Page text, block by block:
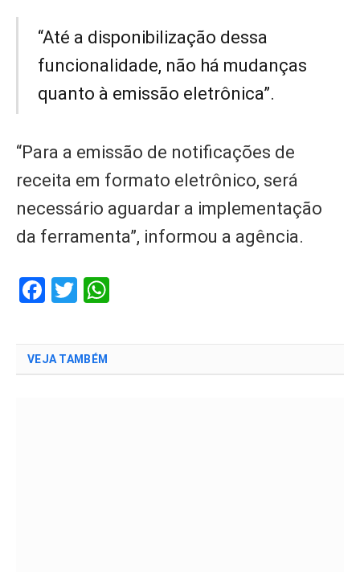
“Até a disponibilização dessa
funcionalidade, não há mudanças
quanto à emissão eletrônica”.
“Para a emissão de notificações de
receita em formato eletrônico, será
necessário aguardar a implementação
da ferramenta”, informou a agência.
Facebook
Twitter
VEJA TAMBÉM